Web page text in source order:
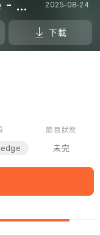
Professor Joan Judge - Women As Vernacular Knowers In China’s Long Republic (1894-1954): What We Can 2025-08-24
下載
節目狀態
未完